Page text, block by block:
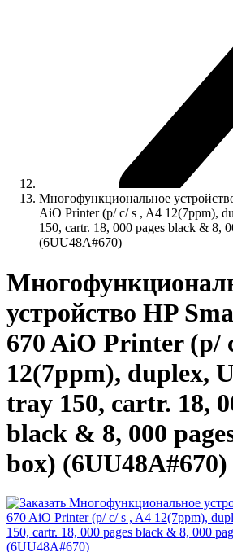
Многофункциональное
AiO Printer (p/ c/ s , A4 12(7ppm),
150, cartr. 18, 000 pages black & 8,
(6UU48A#670)
устройство HP
670 AiO Printer (p/
12(7ppm), duplex,
tray 150, cartr. 18,
black & 8, 000
box) (6UU48A#670)